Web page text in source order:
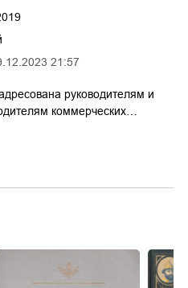
21:57
руководителям и
коммерческих…